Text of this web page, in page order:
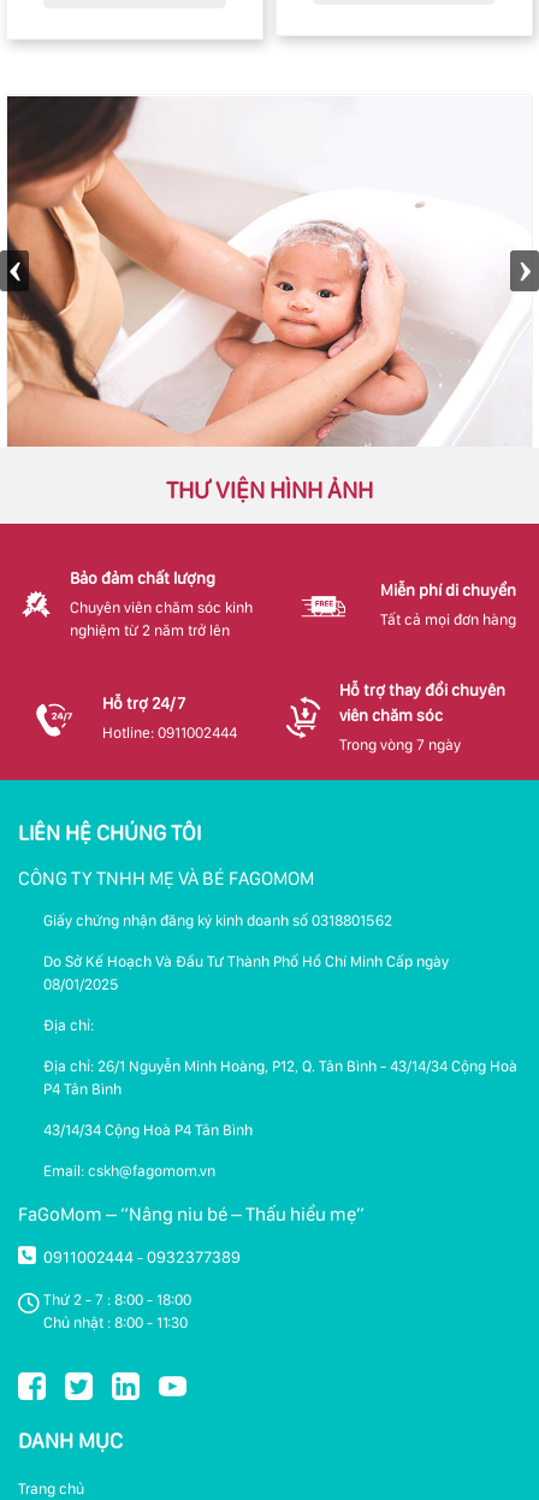
THƯ VIỆN HÌNH ẢNH
Bảo đảm chất lượng
Chuyên viên chăm sóc kinh
nghiệm từ 2 năm trở lên
Miễn phí di chuyển
Tất cả mọi đơn hàng
Hỗ trợ 24/7
Hotline: 0911002444
Hỗ trợ thay đổi chuyên
viên chăm sóc
Trong vòng 7 ngày
LIÊN HỆ CHÚNG TÔI
CÔNG TY TNHH MẸ VÀ BÉ FAGOMOM
Giấy chứng nhận đăng ký kinh doanh số 0318801562
Do Sở Kế Hoạch Và Đầu Tư Thành Phố Hồ Chí Minh Cấp ngày
08/01/2025
Địa chỉ:
Địa chỉ: 26/1 Nguyễn Minh Hoàng, P12, Q. Tân Bình - 43/14/34 Cộng Hoà
P4 Tân Bình
43/14/34 Cộng Hoà P4 Tân Bình
Email: cskh@fagomom.vn
FaGoMom – “Nâng niu bé – Thấu hiểu mẹ”
0911002444 - 0932377389
Thứ 2 - 7 : 8:00 - 18:00
Chủ nhật : 8:00 - 11:30
DANH MỤC
Trang chủ